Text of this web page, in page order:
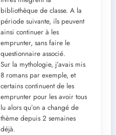
bibliothèque de classe. A la
période suivante, ils peuvent
ainsi continuer à les
emprunter, sans faire le
questionnaire associé.
Sur la mythologie, j’avais mis
8 romans par exemple, et
certains continuent de les
emprunter pour les avoir tous
lu alors qu’on a changé de
thème depuis 2 semaines
déjà.